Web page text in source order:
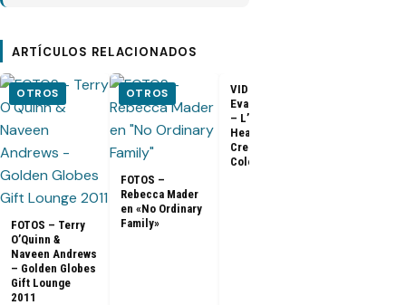
ARTÍCULOS RELACIONADOS
OTROS
FOTOS – Terry
O’Quinn &
Naveen Andrews
– Golden Globes
Gift Lounge
2011
OTROS
FOTOS –
Rebecca Mader
en «No Ordinary
Family»
VIDEO –
Evangeline Lilly
– L’Oreal
Healthy Look
Creme Gloss
Color [HD]